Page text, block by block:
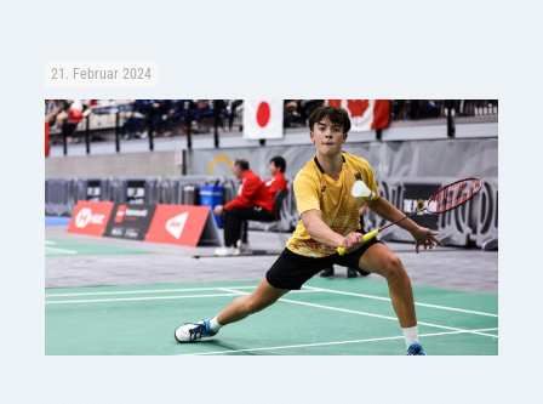
21. Februar 2024